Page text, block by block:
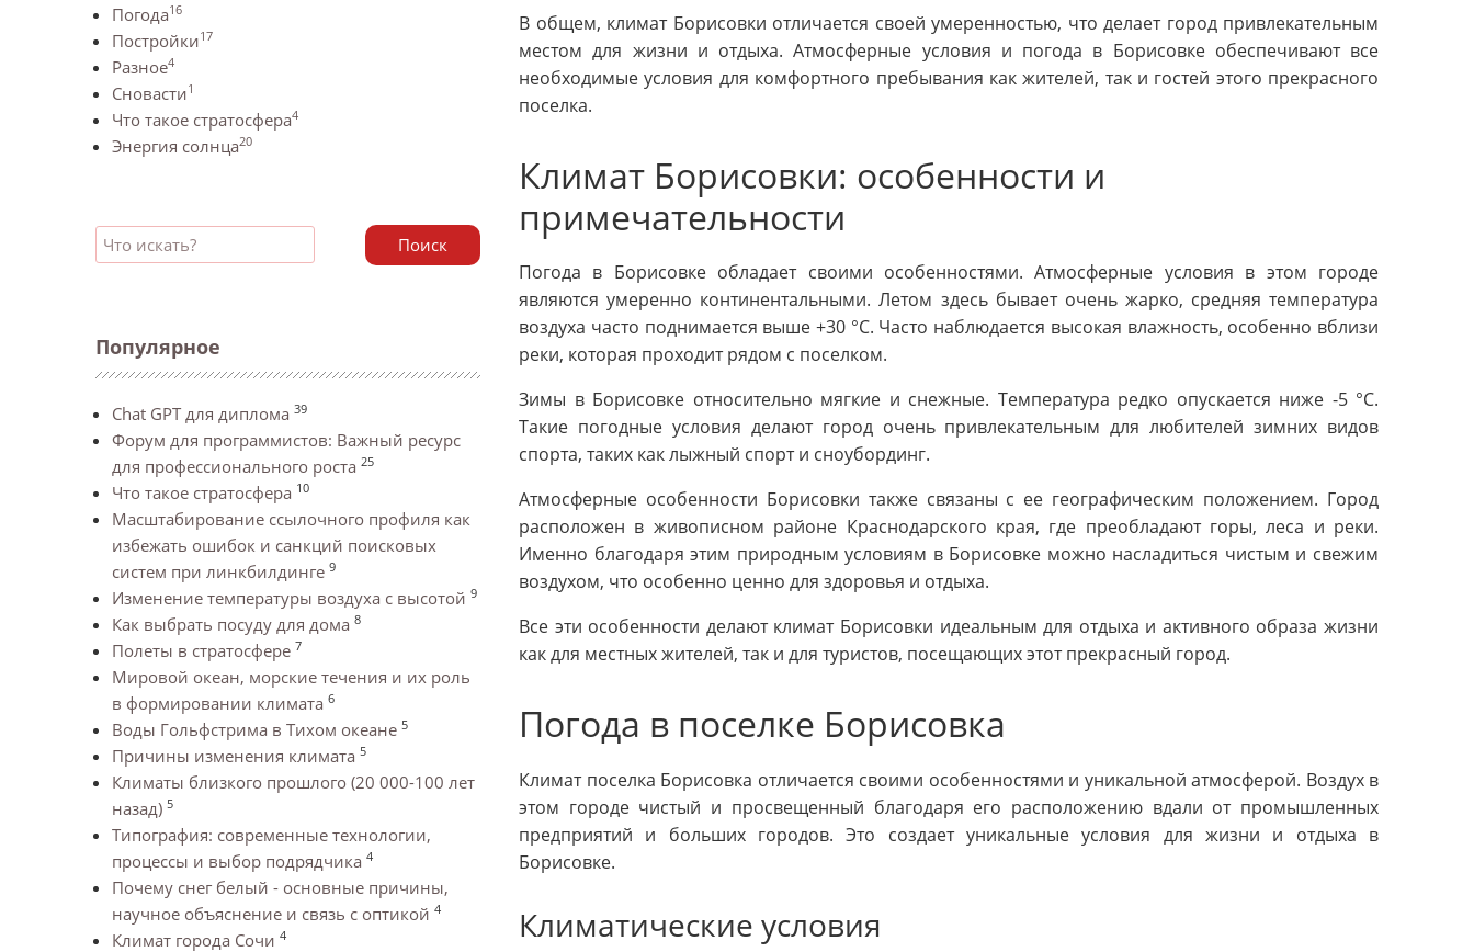
Погода16
Постройки17
Разное4
Сновасти1
Что такое стратосфера4
Энергия солнца20
Поиск
Популярное
Chat GPT для диплома 39
Форум для программистов: Важный ресурс
для профессионального роста 25
Что такое стратосфера 10
Масштабирование ссылочного профиля как
избежать ошибок и санкций поисковых
систем при линкбилдинге 9
Изменение температуры воздуха с высотой 9
Как выбрать посуду для дома 8
Полеты в стратосфере 7
Мировой океан, морские течения и их роль
в формировании климата 6
Воды Гольфстрима в Тихом океане 5
Причины изменения климата 5
Климаты близкого прошлого (20 000-100 лет
назад) 5
Типография: современные технологии,
процессы и выбор подрядчика 4
Почему снег белый - основные причины,
научное объяснение и связь с оптикой 4
Климат города Сочи 4
В общем, климат Борисовки отличается своей умеренностью, что делает город привлекательным
местом для жизни и отдыха. Атмосферные условия и погода в Борисовке обеспечивают все
необходимые условия для комфортного пребывания как жителей, так и гостей этого прекрасного
поселка.
Климат Борисовки: особенности и
примечательности
Погода в Борисовке обладает своими особенностями. Атмосферные условия в этом городе
являются умеренно континентальными. Летом здесь бывает очень жарко, средняя температура
воздуха часто поднимается выше +30 °С. Часто наблюдается высокая влажность, особенно вблизи
реки, которая проходит рядом с поселком.
Зимы в Борисовке относительно мягкие и снежные. Температура редко опускается ниже -5 °C.
Такие погодные условия делают город очень привлекательным для любителей зимних видов
спорта, таких как лыжный спорт и сноубординг.
Атмосферные особенности Борисовки также связаны с ее географическим положением. Город
расположен в живописном районе Краснодарского края, где преобладают горы, леса и реки.
Именно благодаря этим природным условиям в Борисовке можно насладиться чистым и свежим
воздухом, что особенно ценно для здоровья и отдыха.
Все эти особенности делают климат Борисовки идеальным для отдыха и активного образа жизни
как для местных жителей, так и для туристов, посещающих этот прекрасный город.
Погода в поселке Борисовка
Климат поселка Борисовка отличается своими особенностями и уникальной атмосферой. Воздух в
этом городе чистый и просвещенный благодаря его расположению вдали от промышленных
предприятий и больших городов. Это создает уникальные условия для жизни и отдыха в
Борисовке.
Климатические условия